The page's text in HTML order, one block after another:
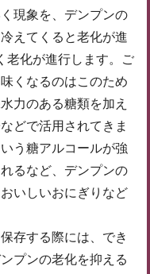
現象を、デンプンの
えてくると老化が進
老化が進行します。ご
くなるのはこのため
力のある糖類を加え
どで活用されてきま
う糖アルコールが強
るなど、デンプンの
いしいおにぎりなど
存する際には、でき
プンの老化を抑える